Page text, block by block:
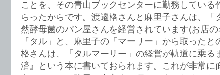
ことを、その青山ブックセンターに勤務している
らったからです。渡邉格さんと麻里子さんは、「
然酵母菌のパン屋さんを経営されています(お店
「タル」と、麻里子の「マーリー」から取った
格さんは、「タルマーリー」の経営が軌道に乗る
済』という本に書いておられます。これが非常に